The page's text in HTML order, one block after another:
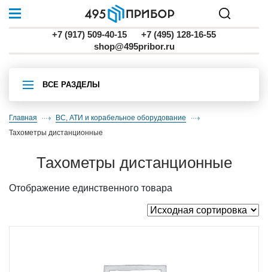
+7 (917) 509-40-15
+7 (495) 128-16-55
shop@495pribor.ru
ВСЕ РАЗДЕЛЫ
Главная
ВС, АТИ и корабельное оборудование
тахометры дистанционные
тахометры дистанционные
Отображение единственного товара